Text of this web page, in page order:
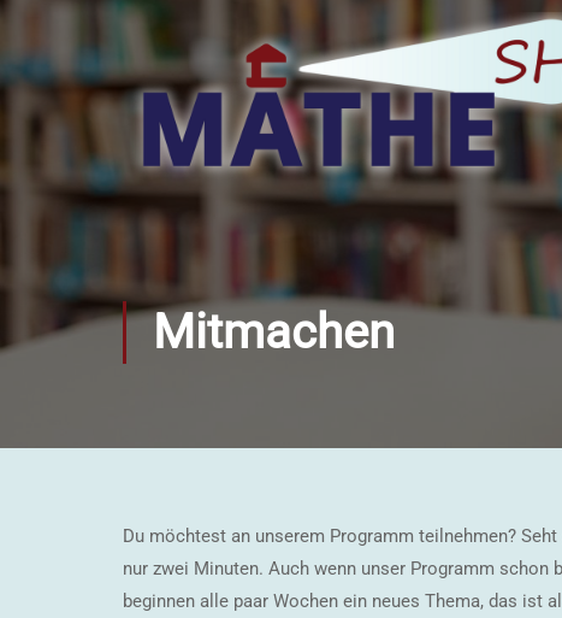
Mitmachen
Du möchtest an unserem Programm teilnehmen?
nur zwei Minuten. Auch wenn unser Programm
beginnen alle paar Wochen ein neues Thema, das ist